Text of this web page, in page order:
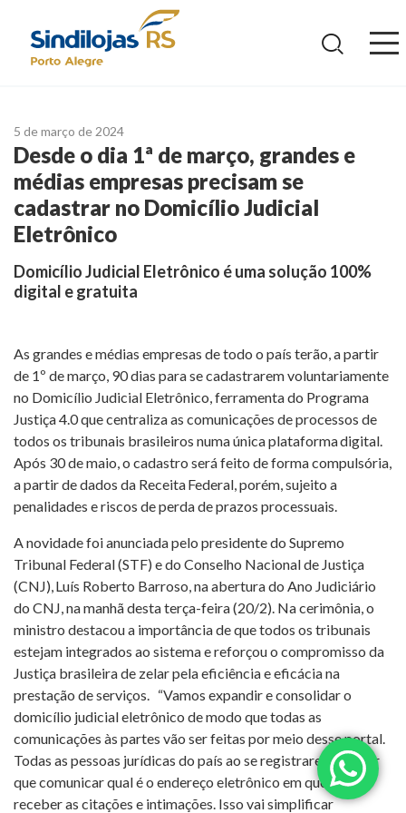
5 de março de 2024
Desde o dia 1ª de março, grandes e
médias empresas precisam se
cadastrar no Domicílio Judicial
Eletrônico
Domicílio Judicial Eletrônico é uma solução 100%
digital e gratuita
As grandes e médias empresas de todo o país terão, a partir
de 1º de março, 90 dias para se cadastrarem voluntariamente
no Domicílio Judicial Eletrônico, ferramenta do Programa
Justiça 4.0 que centraliza as comunicações de processos de
todos os tribunais brasileiros numa única plataforma digital.
Após 30 de maio, o cadastro será feito de forma compulsória,
a partir de dados da Receita Federal, porém, sujeito a
penalidades e riscos de perda de prazos processuais.
​A novidade foi anunciada pelo presidente do Supremo
Tribunal Federal (STF) e do Conselho Nacional de Justiça
(CNJ), Luís Roberto Barroso, na abertura do Ano Judiciário
do CNJ, na manhã desta terça-feira (20/2). Na cerimônia, o
ministro destacou a importância de que todos os tribunais
estejam integrados ao sistema e reforçou o compromisso da
Justiça brasileira de zelar pela eficiência e eficácia na
prestação de serviços. “Vamos expandir e consolidar o
domicílio judicial eletrônico de modo que todas as
comunicações às partes vão ser feitas por meio desse portal.
Todas as pessoas jurídicas do país ao se registrarem vão ter
que comunicar qual é o endereço eletrônico em que vão
receber as citações e intimações. Isso vai simplificar